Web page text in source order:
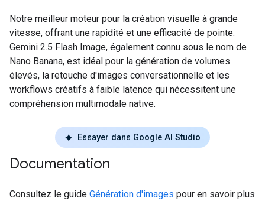
Notre meilleur moteur pour la création visuelle à grande
vitesse, offrant une rapidité et une efficacité de pointe.
Gemini 2.5 Flash Image, également connu sous le nom de
Nano Banana, est idéal pour la génération de volumes
élevés, la retouche d'images conversationnelle et les
workflows créatifs à faible latence qui nécessitent une
compréhension multimodale native.
Essayer dans Google AI Studio
Documentation
Consultez le guide Génération d'images pour en savoir plus